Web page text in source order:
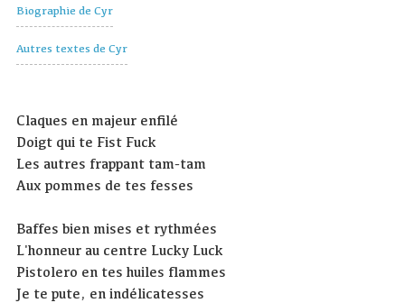
Biographie de Cyr
Autres textes de Cyr
Claques en majeur enfilé
Doigt qui te Fist Fuck
Les autres frappant tam-tam
Aux pommes de tes fesses
Baffes bien mises et rythmées
L'honneur au centre Lucky Luck
Pistolero en tes huiles flammes
Je te pute, en indélicatesses